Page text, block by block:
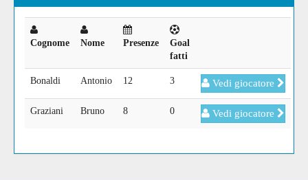
Cognome Nome Presenze
Goal
fatti
Bonaldi Antonio 12 3 Vedi giocatore
Graziani Bruno 8 0 Vedi giocatore